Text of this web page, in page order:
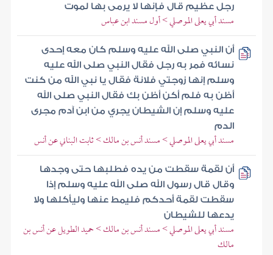
رجل عظيم قال فإنها لا يرمى بها لموت
مسند أبي يعلى الموصلي > أول مسند ابن عباس
أن النبي صلى الله عليه وسلم كان معه إحدى
نسائه فمر به رجل فقال النبي صلى الله عليه
وسلم إنها زوجتي فلانة فقال يا نبي الله من كنت
أظن به فلم أكن أظن بك فقال النبي صلى الله
عليه وسلم إن الشيطان يجري من ابن آدم مجرى
الدم
مسند أبي يعلى الموصلي > مسند أنس بن مالك > ثابت البناني عن أنس
أن لقمة سقطت من يده فطلبها حتى وجدها
وقال قال رسول الله صلى الله عليه وسلم إذا
سقطت لقمة أحدكم فليمط عنها وليأكلها ولا
يدعها للشيطان
مسند أبي يعلى الموصلي > مسند أنس بن مالك > حميد الطويل عن أنس بن
مالك